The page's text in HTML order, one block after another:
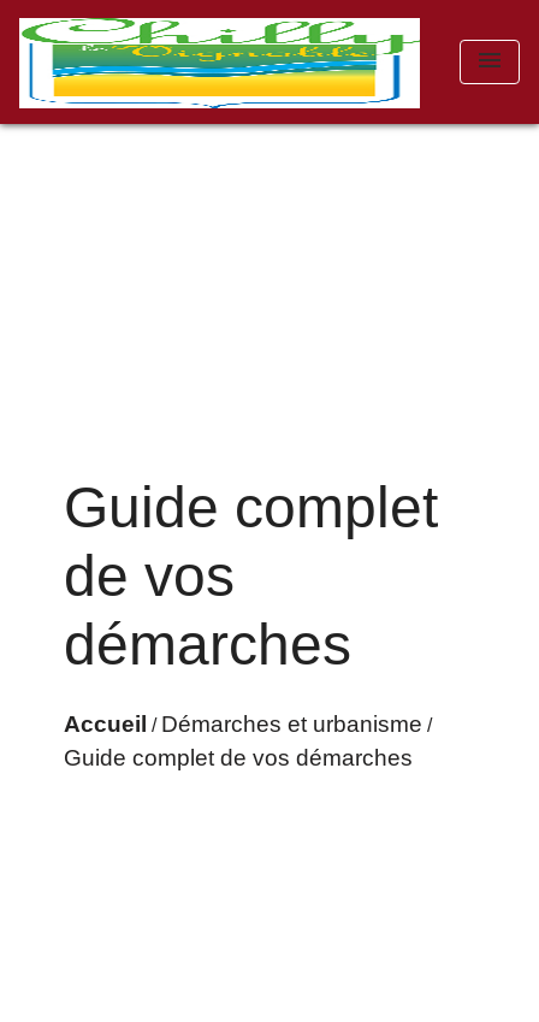
menu
Guide complet
de vos
démarches
Accueil / Démarches et urbanisme /
Guide complet de vos démarches